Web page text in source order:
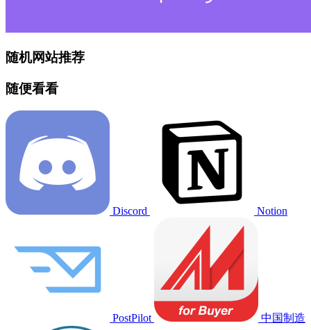
随机网站推荐
随便看看
Discord Notion
PostPilot 中国制造